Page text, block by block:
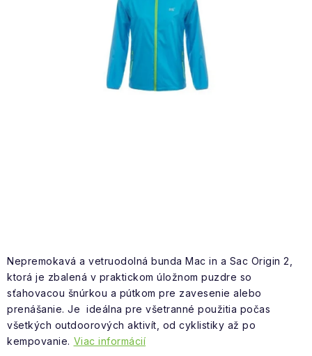
Nepremokavá a vetruodolná bunda Mac in a Sac Origin 2,
ktorá je zbalená v praktickom úložnom puzdre so
sťahovacou šnúrkou a pútkom pre zavesenie alebo
prenášanie. Je ideálna pre všetranné použitia počas
všetkých outdoorových aktivít, od cyklistiky až po
kempovanie. Viac informácií